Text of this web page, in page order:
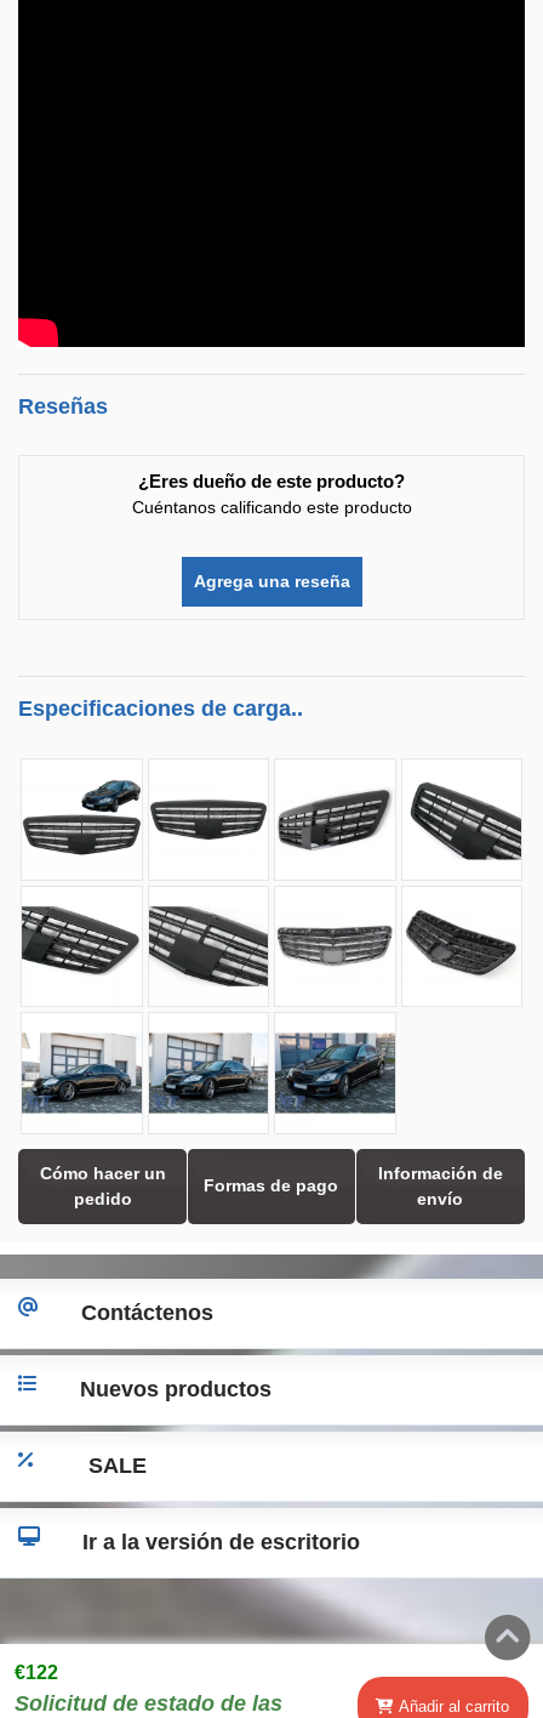
Reseñas
¿Eres dueño de este producto?
Cuéntanos calificando este producto
Agrega una reseña
Especificaciones de carga..
Cómo hacer un
pedido
Formas de pago
Información de
envío
€122
Solicitud de estado de las Añadir al carrito
Contáctenos
Nuevos productos
SALE
Ir a la versión de escritorio